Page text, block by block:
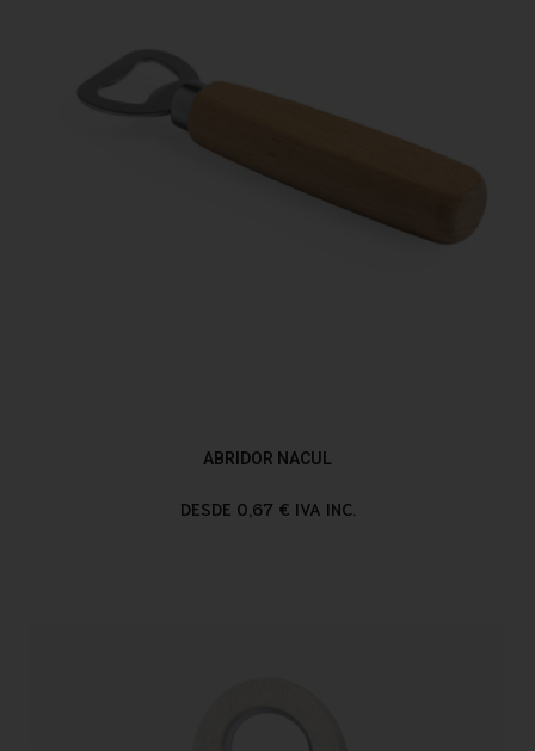
ABRIDOR NACUL
DESDE 0,67 € IVA INC.